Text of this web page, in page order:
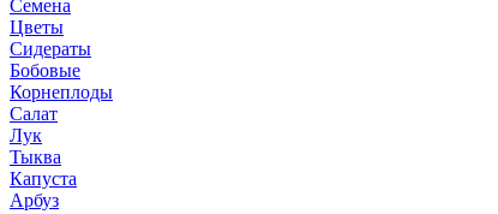
Семена
Цветы
Сидераты
Бобовые
Корнеплоды
Салат
Лук
Тыква
Капуста
Арбуз